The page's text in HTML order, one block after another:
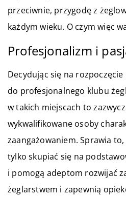
przeciwnie, przygodę z
każdym wieku. O czym więc
Profesjonalizm i
Decydując się na
do profesjonalnego klubu
w takich miejscach to
wykwalifikowane osoby
zaangażowaniem. Sprawia
tylko skupiać się na
i pomogą adeptom rozwijać
żeglarstwem i zapewnią